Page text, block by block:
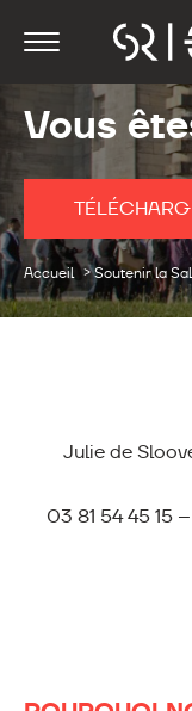
Vous
Accueil >Soutenir la
Julie de
03 81 54 45 15